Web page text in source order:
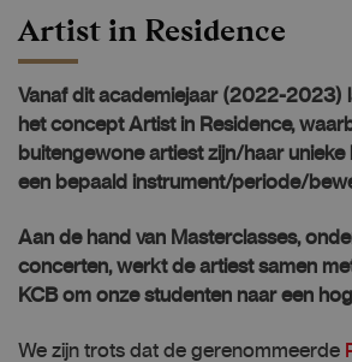
Artist in Residence
Vanaf dit academiejaar (2022-2023)
het concept Artist in Residence,
buitengewone artiest zijn/haar unieke
een bepaald instrument/periode/
Aan de hand van Masterclasses,
concerten, werkt de artiest samen
KCB om onze studenten naar een
We zijn trots dat de gerenommeerde